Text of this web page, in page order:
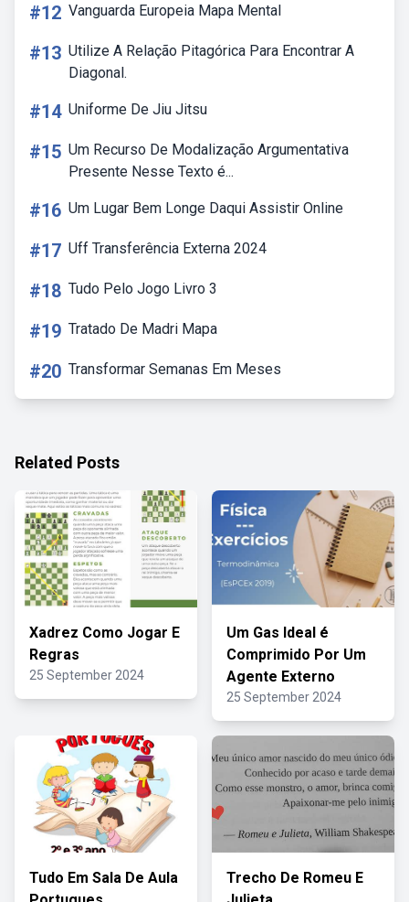
#12 Vanguarda Europeia Mapa Mental
#13 Utilize A Relação Pitagórica Para Encontrar A
Diagonal.
#14 Uniforme De Jiu Jitsu
#15 Um Recurso De Modalização Argumentativa
Presente Nesse Texto é...
#16 Um Lugar Bem Longe Daqui Assistir Online
#17 Uff Transferência Externa 2024
#18 Tudo Pelo Jogo Livro 3
#19 Tratado De Madri Mapa
#20 Transformar Semanas Em Meses
Related Posts
Xadrez Como Jogar E
Regras
25 September 2024
Um Gas Ideal é
Comprimido Por Um
Agente Externo
25 September 2024
Tudo Em Sala De Aula
Trecho De Romeu E